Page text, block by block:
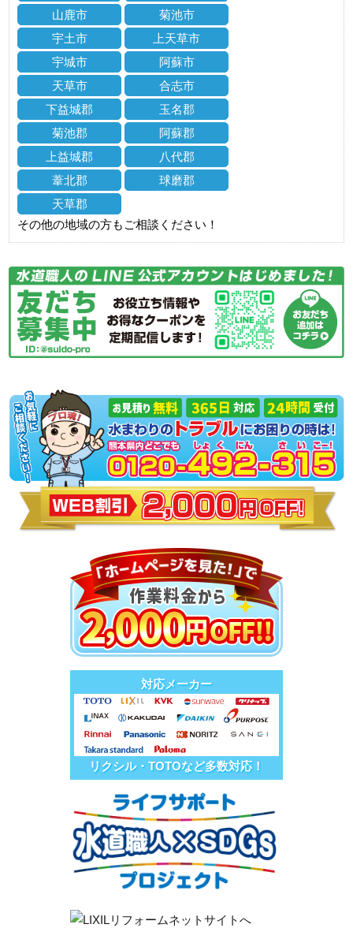
山鹿市
菊池市
宇土市
上天草市
宇城市
阿蘇市
天草市
合志市
下益城郡
玉名郡
菊池郡
阿蘇郡
上益城郡
八代郡
葦北郡
球磨郡
天草郡
その他の地域の方もご相談ください！
対応メーカー
リクシル・TOTOなど多数対応！